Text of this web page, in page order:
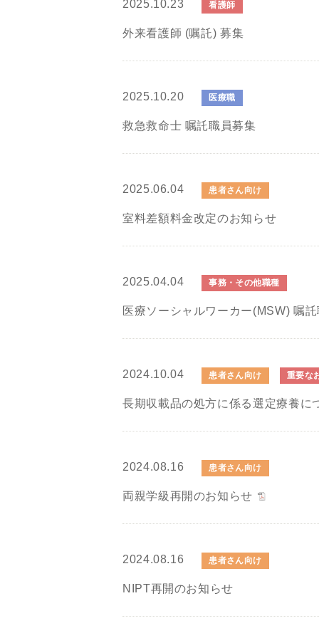
2025.10.23 看護師
外来看護師 (嘱託) 募集
2025.10.20 医療職
救急救命士 嘱託職員募集
2025.06.04 患者さん向け
室料差額料金改定のお知らせ
2025.04.04 事務・その他職種
医療ソーシャルワーカー(MSW) 嘱
2024.10.04 患者さん向け 重要な
長期収載品の処方に係る選定療養に
2024.08.16 患者さん向け
両親学級再開のお知らせ
2024.08.16 患者さん向け
NIPT再開のお知らせ